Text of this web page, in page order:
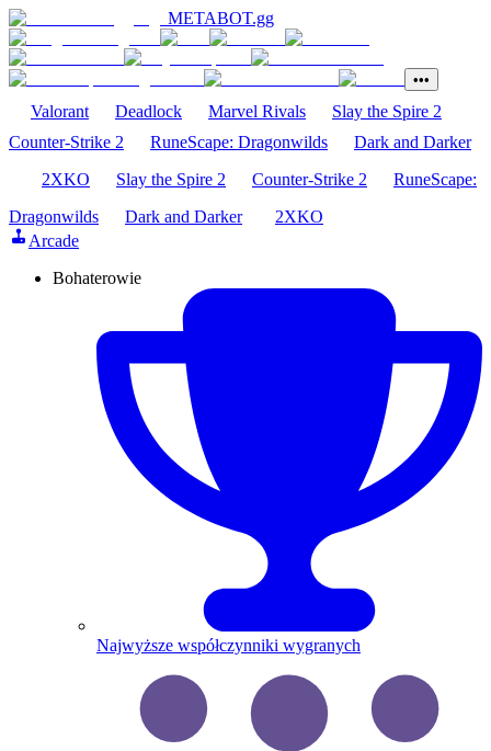
METABOT.gg
•••
Valorant Deadlock Marvel Rivals
Slay the Spire 2
Counter-Strike 2
RuneScape: Dragonwilds
Dark and Darker
2XKO
Slay the Spire 2 Counter-Strike 2
RuneScape:
Dragonwilds
Dark and Darker
2XKO
Arcade
Bohaterowie
Najwyższe współczynniki wygranych